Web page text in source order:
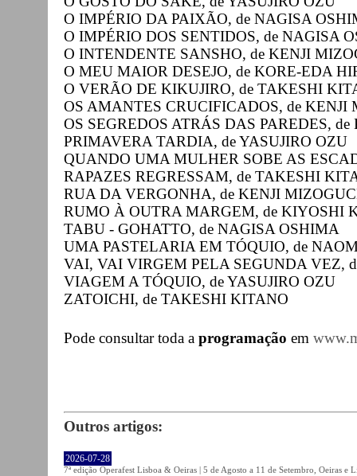
O IMPÉRIO DA PAIXÃO, de NAGISA
O IMPÉRIO DOS SENTIDOS, de NAGISA
O INTENDENTE SANSHO, de KENJI
O MEU MAIOR DESEJO, de KORE-EDA
O VERÃO DE KIKUJIRO, de TAKESHI
OS AMANTES CRUCIFICADOS, de KENJI
OS SEGREDOS ATRÁS DAS PAREDES,
PRIMAVERA TARDIA, de YASUJIRO OZU
QUANDO UMA MULHER SOBE AS
RAPAZES REGRESSAM, de TAKESHI
RUA DA VERGONHA, de KENJI
RUMO À OUTRA MARGEM, de KIYOSHI
TABU - GOHATTO, de NAGISA OSHIMA
UMA PASTELARIA EM TÓQUIO, de
VAI, VAI VIRGEM PELA SEGUNDA VEZ,
VIAGEM A TÓQUIO, de YASUJIRO OZU
ZATOICHI, de TAKESHI KITANO
Pode consultar toda a programação em
Outros artigos:
2026-07-28
7ª edição Operafest Lisboa & Oeiras | 5 de Agosto a 11 de Setembro, Oeiras e